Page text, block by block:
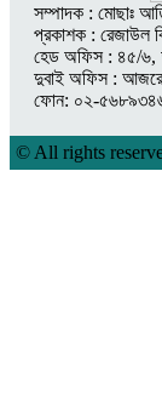
সম্পাদক : মোছাঃ
প্রকাশক : রেজাউল
হেড অফিস : ৪৫/৬,
দুবাই অফিস :
ফোন: ০২-
© All rights